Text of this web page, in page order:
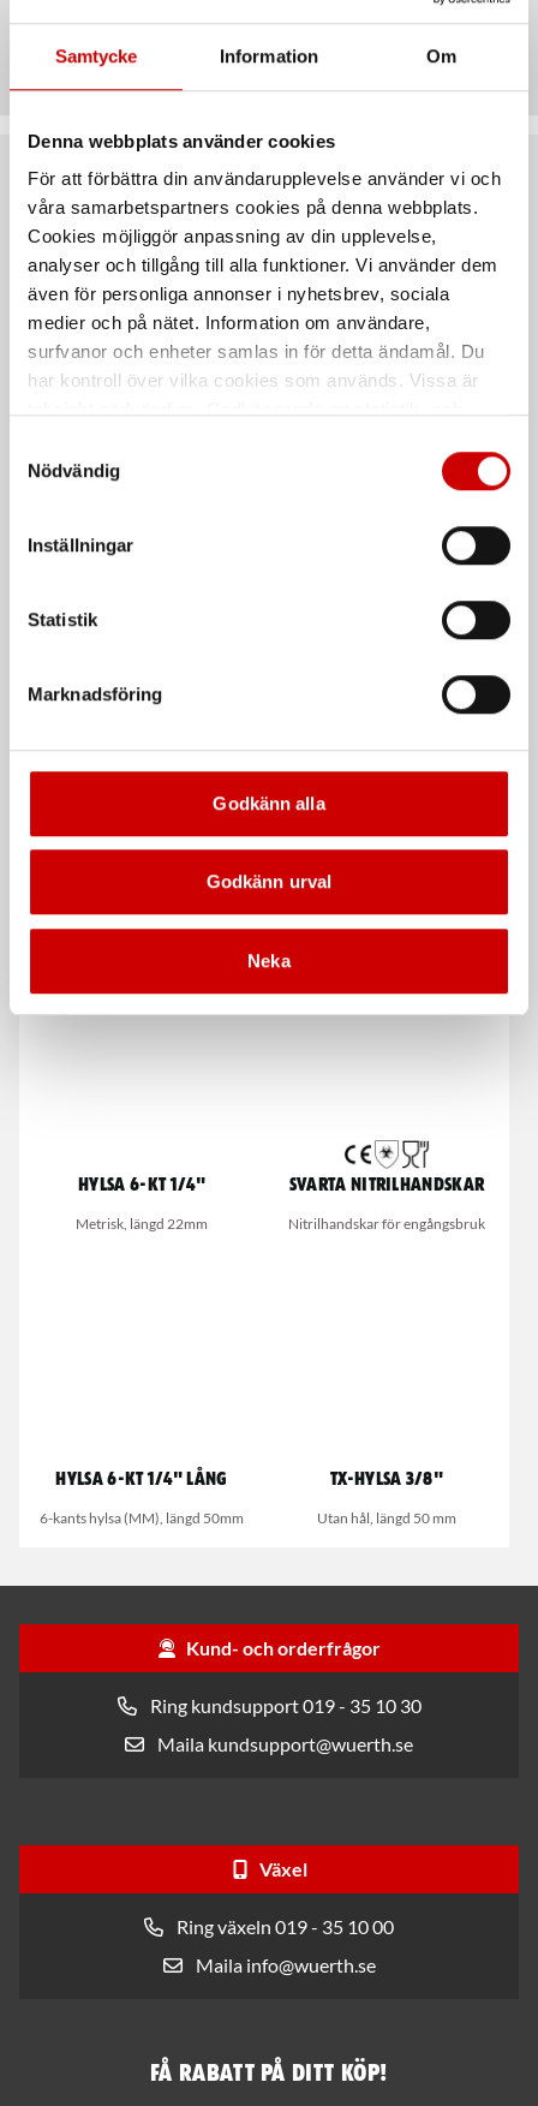
Samtycke Information Om
Denna webbplats använder cookies
För att förbättra din användarupplevelse använder vi och
våra samarbetspartners cookies på denna webbplats.
Cookies möjliggör anpassning av din upplevelse,
analyser och tillgång till alla funktioner. Vi använder dem
även för personliga annonser i nyhetsbrev, sociala
medier och på nätet. Information om användare,
surfvanor och enheter samlas in för detta ändamål. Du
har kontroll över vilka cookies som används. Vissa är
länder utanför EU med olika dataskyddsnormer. Genom
att godkänna samtycker du till sådana överföringar. Läs
Nödvändig
Inställningar
Statistik
Marknadsföring
Godkänn alla
Godkänn urval
Neka
Rekommenderat baserat på vald produkt
Spärrskaft 3/8" 175mm
DIN 3122
Spärrskaft, ledbart 1/4"
Metrisk, längd 22mm
Hylsa 6-kt 1/4" lång
6-kants hylsa (MM), längd 50mm
De som köpte, köpte även
Hylsa 6-kt 1/4"
Metrisk, längd 22mm
Svarta nitrilhandskar
Nitrilhandskar för engångsbruk
Hylsa 6-kt 1/4" lång
6-kants hylsa (MM), längd 50mm
TX-Hylsa 3/8"
Utan hål, längd 50 mm
Kund- och orderfrågor
Ring kundsupport 019 - 35 10 30
Maila kundsupport@wuerth.se
Växel
Ring växeln 019 - 35 10 00
Maila info@wuerth.se
Få rabatt på ditt köp!